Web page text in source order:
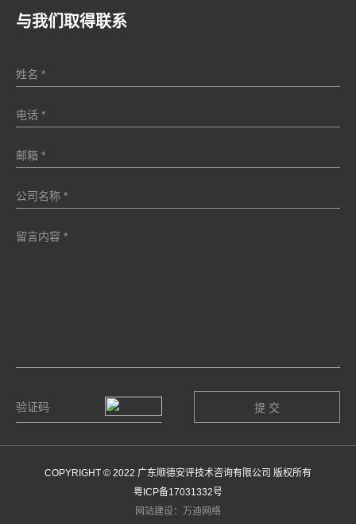
与我们取得联系
COPYRIGHT © 2022 广东顺德安评技术咨询有限公司 版权所有
粤ICP备17031332号
网站建设：万迪网络